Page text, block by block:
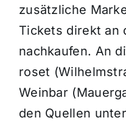
zusätzliche
Tickets direkt an
nachkaufen. An
roset
Weinbar
den Quellen